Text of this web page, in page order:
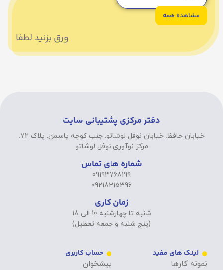
مشاهده همه
ورق بزنید لطفا
دفتر مرکزی پشتیبانی سایت
خیابان حافظ. خیابان نوفل لوشاتو. جنب کوچه یاسمن. پلاک 72.
مرکز نوآوری نوفل لوشاتو
شماره های تماس
09193768199
09218315396
زمان کاری
شنبه تا چهارشنبه 10 الی 18
(پنج شنبه و جمعه تعطیل)
لینک های مفید
نمونه کارها
حساب کاربری
پیشخوان